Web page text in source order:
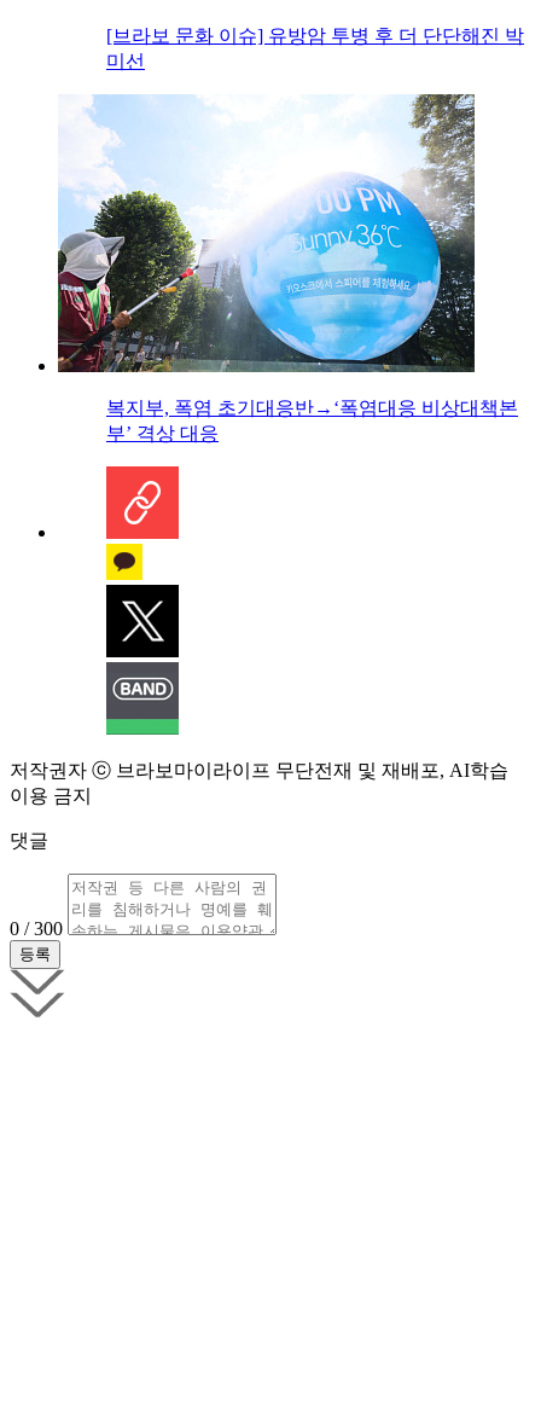
[브라보 문화 이슈] 유방암 투병 후 더 단단해진 박
미선
복지부, 폭염 초기대응반→‘폭염대응 비상대책본
부’ 격상 대응
저작권자 ⓒ 브라보마이라이프 무단전재 및 재배포, AI학습
이용 금지
댓글
0 / 300